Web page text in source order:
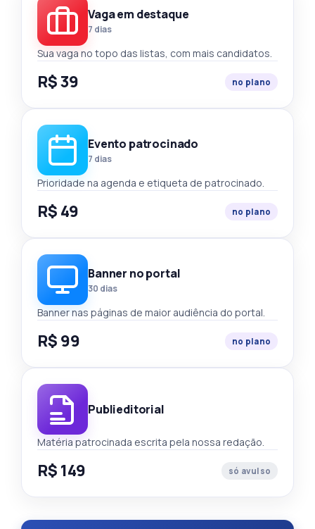
Vaga em destaque
7 dias
Sua vaga no topo das listas, com mais candidatos.
R$ 39 no plano
Evento patrocinado
7 dias
Prioridade na agenda e etiqueta de patrocinado.
R$ 49 no plano
Banner no portal
30 dias
Banner nas páginas de maior audiência do portal.
R$ 99 no plano
Publieditorial
Matéria patrocinada escrita pela nossa redação.
R$ 149 só avulso